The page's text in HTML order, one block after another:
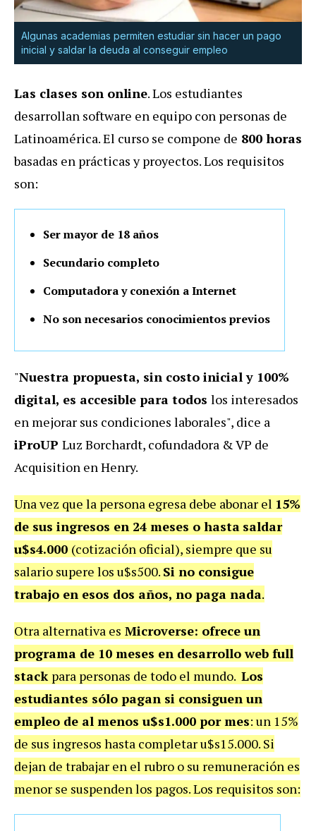
Algunas academias permiten estudiar sin hacer un pago
inicial y saldar la deuda al conseguir empleo
Las clases son online. Los estudiantes
desarrollan software en equipo con personas de
Latinoamérica. El curso se compone de 800 horas
basadas en prácticas y proyectos. Los requisitos
son:
Ser mayor de 18 años
Secundario completo
Computadora y conexión a Internet
No son necesarios conocimientos previos
"Nuestra propuesta, sin costo inicial y 100%
digital, es accesible para todos los interesados
en mejorar sus condiciones laborales", dice a
iProUP Luz Borchardt, cofundadora & VP de
Acquisition en Henry.
Una vez que la persona egresa debe abonar el 15%
de sus ingresos en 24 meses o hasta saldar
u$s4.000 (cotización oficial), siempre que su
salario supere los u$s500. Si no consigue
trabajo en esos dos años, no paga nada.
Otra alternativa es Microverse: ofrece un
programa de 10 meses en desarrollo web full
stack para personas de todo el mundo. Los
estudiantes sólo pagan si consiguen un
empleo de al menos u$s1.000 por mes: un 15%
de sus ingresos hasta completar u$s15.000. Si
dejan de trabajar en el rubro o su remuneración es
menor se suspenden los pagos. Los requisitos son: